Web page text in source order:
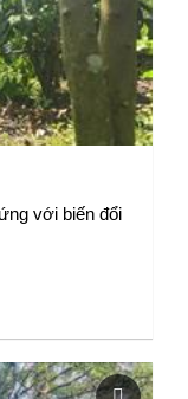
với biến đổi